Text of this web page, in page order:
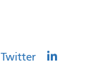
Twitter